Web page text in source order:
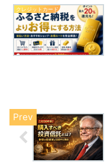
クレジットカード